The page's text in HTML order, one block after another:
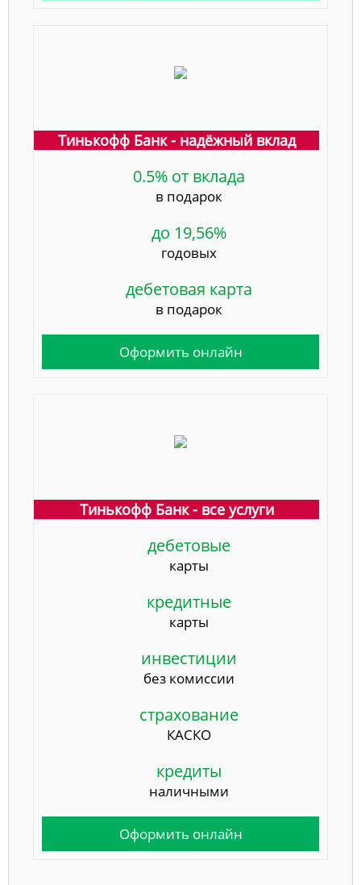
Тинькофф Банк - надёжный вклад
0.5% от вклада
в подарок
до 19,56%
годовых
дебетовая карта
в подарок
Оформить онлайн
Тинькофф Банк - все услуги
дебетовые
карты
кредитные
карты
инвестиции
без комиссии
страхование
КАСКО
кредиты
наличными
Оформить онлайн